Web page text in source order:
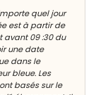
quel jour
est à partir de
avant 09 :30 du
une date
dans le
bleue. Les
basés sur le